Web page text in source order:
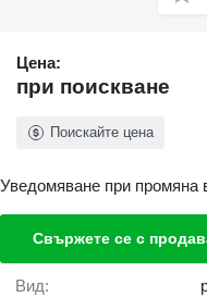
Цена:
при поискване
Поискайте цена
Уведомяване при промяна
Свържете се с
Вид: